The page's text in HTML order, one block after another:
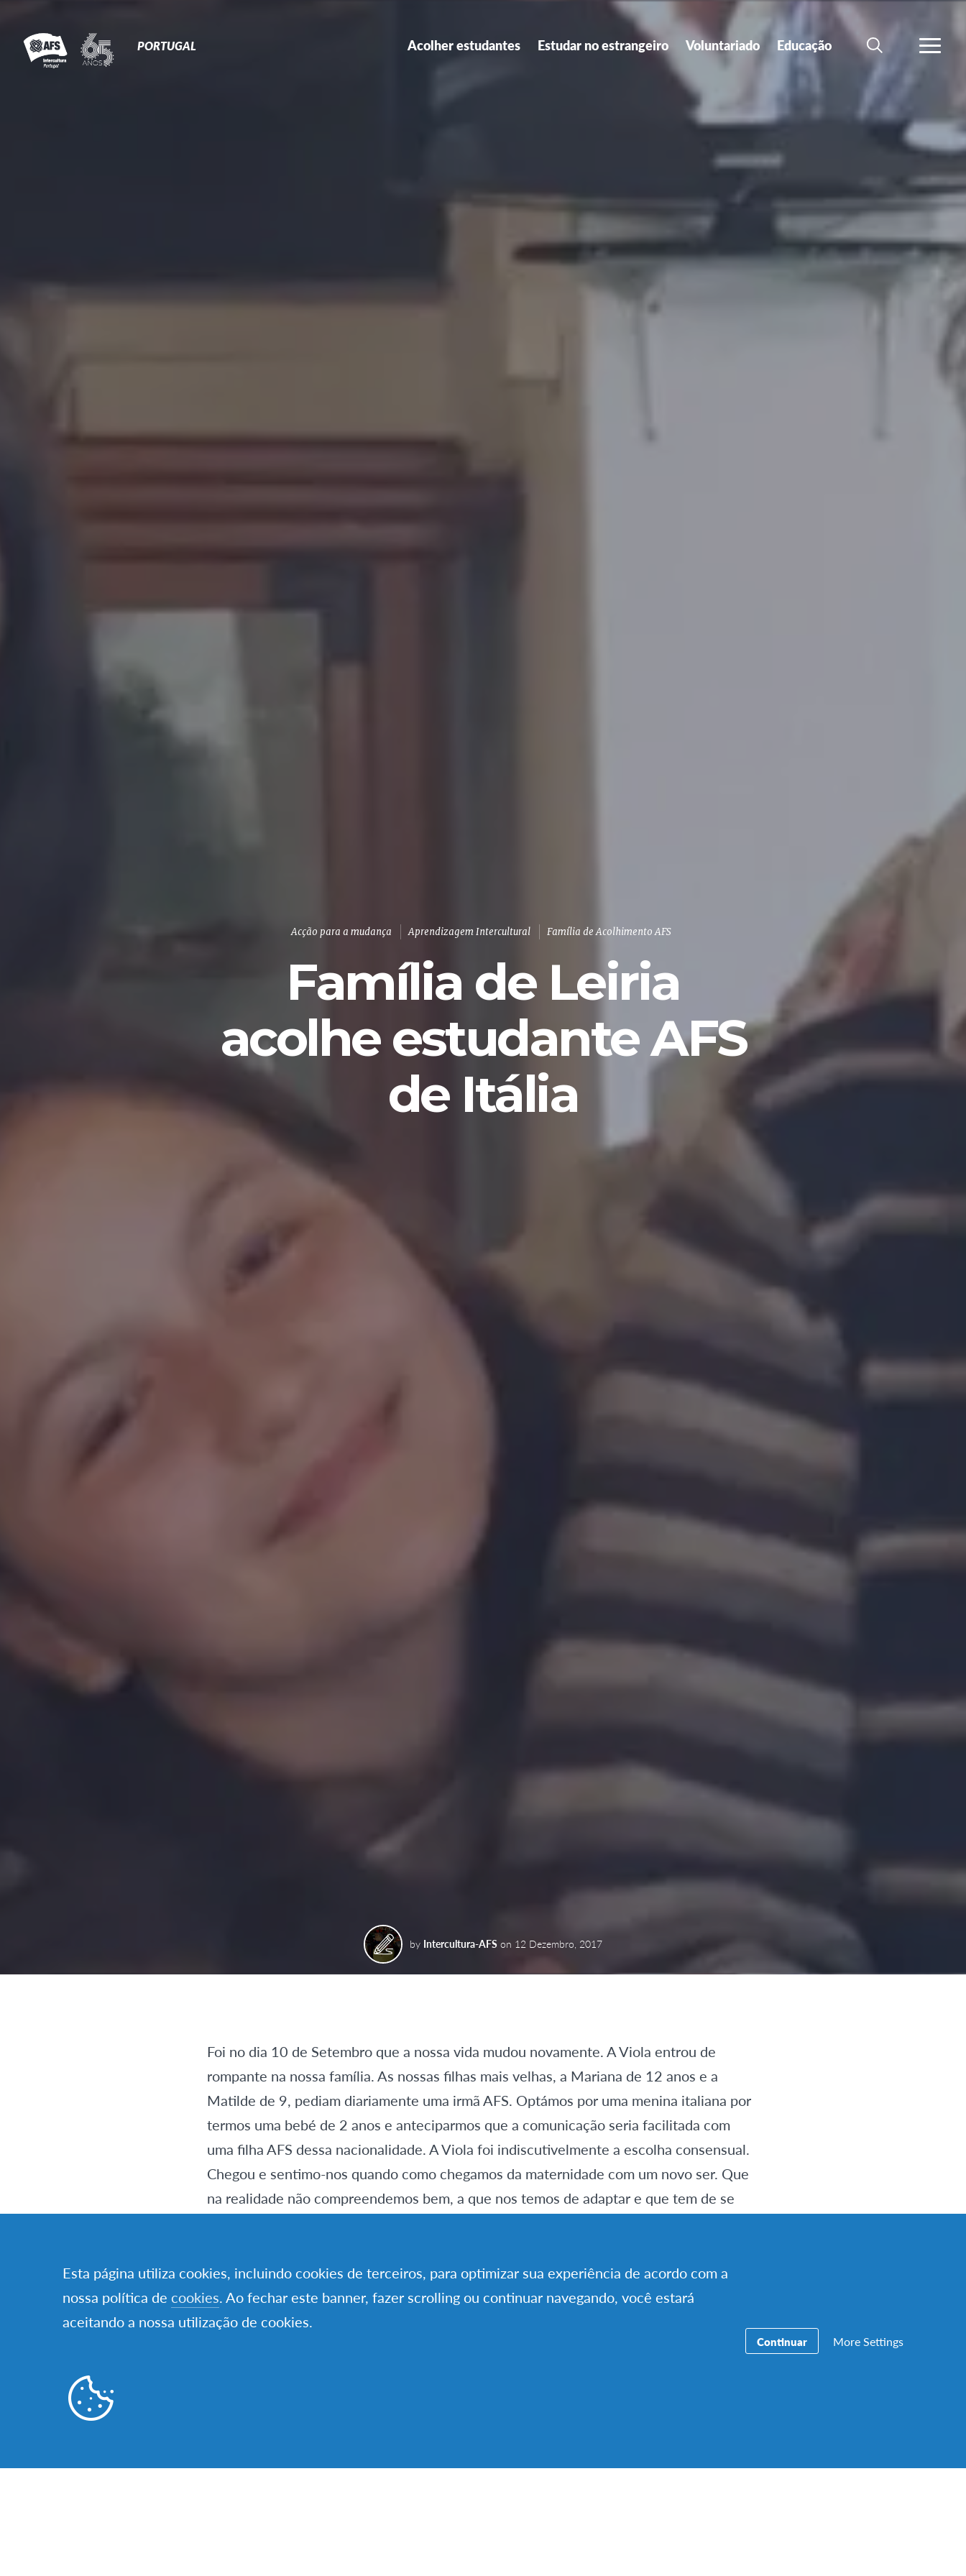
PORTUGAL Acolher estudantes Estudar no estrangeiro Voluntariado Educação
SEARCH VER
Acção para a mudança Aprendizagem Intercultural Família de Acolhimento AFS
Família de Leiria
acolhe estudante AFS
de Itália
by Intercultura-AFS on 12 Dezembro, 2017
Foi no dia 10 de Setembro que a nossa vida mudou novamente. A Viola entrou de
rompante na nossa família. As nossas filhas mais velhas, a Mariana de 12 anos e a
Matilde de 9, pediam diariamente uma irmã AFS. Optámos por uma menina italiana por
termos uma bebé de 2 anos e anteciparmos que a comunicação seria facilitada com
uma filha AFS dessa nacionalidade. A Viola foi indiscutivelmente a escolha consensual.
Chegou e sentimo-nos quando como chegamos da maternidade com um novo ser. Que
na realidade não compreendemos bem, a que nos temos de adaptar e que tem de se
e as nossas tradições? Seria amada pela nossa família alargada?
Passou tudo demasiado depressa. Numa semana a Viola começou a falar português
conceito de família português, seja a irmã do meio, que no alto da sua rebeldia dos 9
Esta página utiliza cookies, incluindo cookies de terceiros, para optimizar sua experiência de acordo com a
nossa política de cookies. Ao fechar este banner, fazer scrolling ou continuar navegando, você estará
aceitando a nossa utilização de cookies.
Continuar More Settings